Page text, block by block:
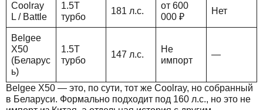
Coolray
L / Battle
1.5T
турбо
181 л.с.
от 600
000 ₽
Нет
Belgee
X50
(Беларус
ь)
1.5T
турбо
147 л.с.
Не
импорт
—
Belgee X50 — это, по сути, тот же Coolray, но собранный
в Беларуси. Формально подходит под 160 л.с., но это не